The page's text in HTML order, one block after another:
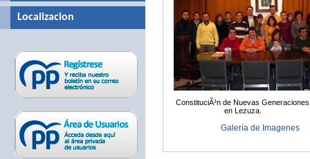
ConstituciÃ³n de Nuevas Generaciones
en Lezuza.
Galería de Imagenes
Localizacion